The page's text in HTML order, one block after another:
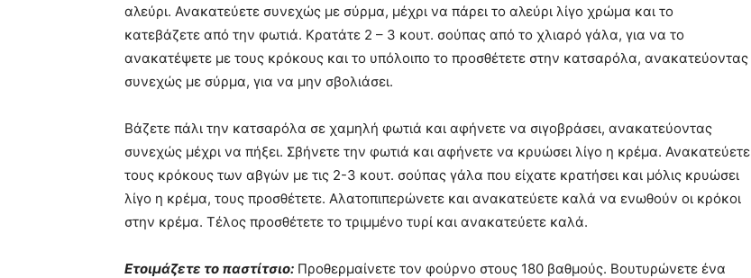
αλεύρι. Ανακατεύετε συνεχώς με σύρμα, μέχρι να πάρει το αλεύρι λίγο χρώμα και το
κατεβάζετε από την φωτιά. Κρατάτε 2 – 3 κουτ. σούπας από το χλιαρό γάλα, για να το
ανακατέψετε με τους κρόκους και το υπόλοιπο το προσθέτετε στην κατσαρόλα, ανακατεύοντας
συνεχώς με σύρμα, για να μην σβολιάσει.
Βάζετε πάλι την κατσαρόλα σε χαμηλή φωτιά και αφήνετε να σιγοβράσει, ανακατεύοντας
συνεχώς μέχρι να πήξει. Σβήνετε την φωτιά και αφήνετε να κρυώσει λίγο η κρέμα. Ανακατεύετε
τους κρόκους των αβγών με τις 2-3 κουτ. σούπας γάλα που είχατε κρατήσει και μόλις κρυώσει
λίγο η κρέμα, τους προσθέτετε. Αλατοπιπερώνετε και ανακατεύετε καλά να ενωθούν οι κρόκοι
στην κρέμα. Τέλος προσθέτετε το τριμμένο τυρί και ανακατεύετε καλά.
Ετοιμάζετε το παστίτσιο: Προθερμαίνετε τον φούρνο στους 180 βαθμούς. Βουτυρώνετε ένα